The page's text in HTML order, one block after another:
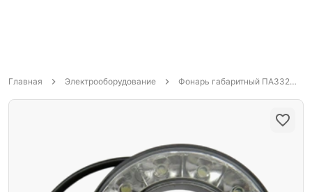
Главная Электрооборудование Фонарь габаритный ПАЗ3204 передний светодиодный 78.3731